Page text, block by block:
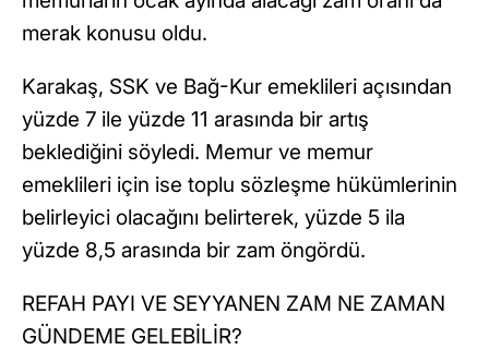
merak konusu oldu.
Karakaş, SSK ve Bağ-Kur emeklileri açısından
yüzde 7 ile yüzde 11 arasında bir artış
beklediğini söyledi. Memur ve memur
emeklileri için ise toplu sözleşme hükümlerinin
belirleyici olacağını belirterek, yüzde 5 ila
yüzde 8,5 arasında bir zam öngördü.
REFAH PAYI VE SEYYANEN ZAM NE ZAMAN
GÜNDEME GELEBİLİR?